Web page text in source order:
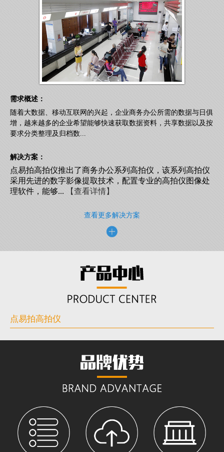
需求概述：
随着大数据、移动互联网的兴起，企业商务办公所需的数据与日俱
增，越来越多的企业希望能够快速获取数据资料，共享数据以及按
要求分类整理及归档数...
解决方案：
点易拍高拍仪推出了商务办公系列高拍仪，该系列高拍仪
采用先进的数字影像提取技术，配置专业的高拍仪图像处
理软件，能够...【查看详情】
查看更多解决方案
点易拍高拍仪